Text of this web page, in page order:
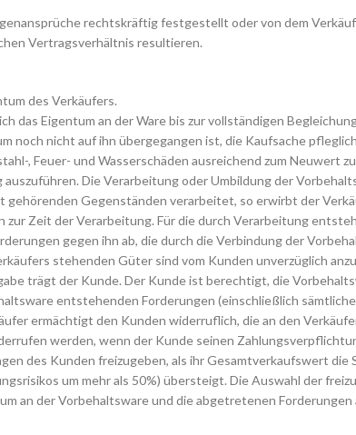
rechtskräftig festgestellt oder von dem
Vertragsverhältnis resultieren.
des Verkäufers.
das Eigentum an der Ware bis zur vollständigen
noch nicht auf ihn übergegangen ist, die Kaufsache
, Feuer- und Wasserschäden ausreichend zum Neuwert
Die Verarbeitung oder Umbildung der
Gegenständen verarbeitet, so erwirbt der
Zeit der Verarbeitung. Für die durch Verarbeitung
gegen ihn ab, die durch die Verbindung der
stehenden Güter sind vom Kunden unverzüglich
trägt der Kunde. Der Kunde ist berechtigt, die
entstehenden Forderungen (einschließlich
ermächtigt den Kunden widerruflich, die an den
werden, wenn der Kunde seinen
des Kunden freizugeben, als ihr Gesamtverkaufswert die
um mehr als 50%) übersteigt. Die Auswahl der
an der Vorbehaltsware und die abgetretenen